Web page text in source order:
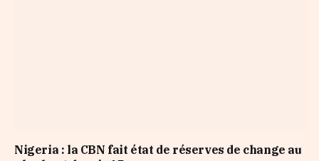
Nigeria : la CBN fait état de réserves de change au